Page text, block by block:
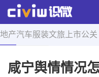
地产汽车服装文旅 上市公关
首页 > 舆情知识 > 正文
咸宁舆情情况